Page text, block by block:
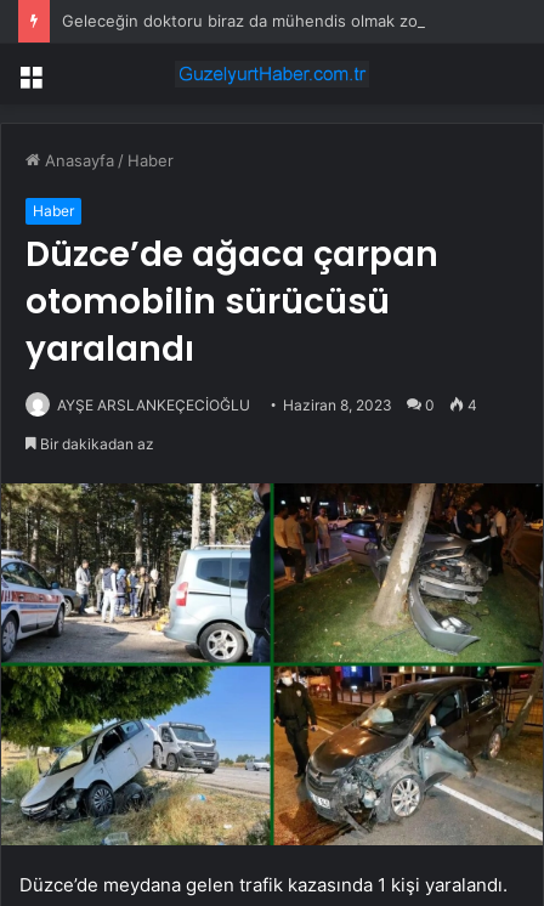
Geleceğin doktoru biraz da mühendis olmak zorunda!
Menü
Anasayfa / Haber
Haber
Düzce’de ağaca çarpan
otomobilin sürücüsü
yaralandı
AYŞE ARSLANKEÇECİOĞLU Haziran 8, 2023 0 4
Bir dakikadan az
Düzce’de meydana gelen trafik kazasında 1 kişi yaralandı.